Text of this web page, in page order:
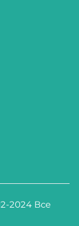
2024 Все